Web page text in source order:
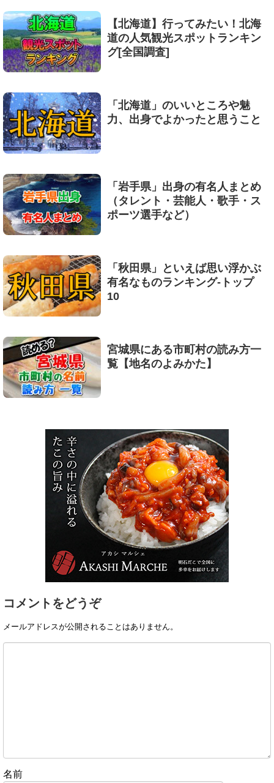
【北海道】行ってみたい！北海
道の人気観光スポットランキン
グ[全国調査]
「北海道」のいいところや魅
力、出身でよかったと思うこと
「岩手県」出身の有名人まとめ
（タレント・芸能人・歌手・ス
ポーツ選手など）
「秋田県」といえば思い浮かぶ
有名なものランキング-トップ
10
宮城県にある市町村の読み方一
覧【地名のよみかた】
コメントをどうぞ
メールアドレスが公開されることはありません。
名前